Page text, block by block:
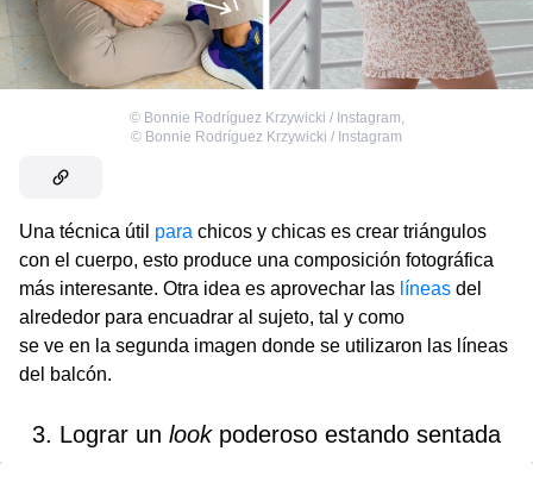
© Bonnie Rodríguez Krzywicki / Instagram,
© Bonnie Rodríguez Krzywicki / Instagram
Una técnica útil para chicos y chicas es crear triángulos
con el cuerpo, esto produce una composición fotográfica
más interesante. Otra idea es aprovechar las líneas del
alrededor para encuadrar al sujeto, tal y como
se ve en la segunda imagen donde se utilizaron las líneas
del balcón.
3. Lograr un look poderoso estando sentada